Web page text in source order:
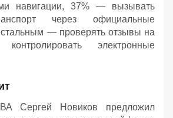
навигации, 37% — вызывать
через официальные
— проверять отзывы на
электронные
Сергей Новиков предложил